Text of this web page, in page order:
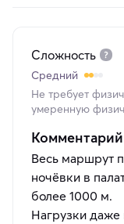
Сложность
Средний
Не требует
умеренную
Весь маршрут
ночёвки в
более 1000 м.
Нагрузки